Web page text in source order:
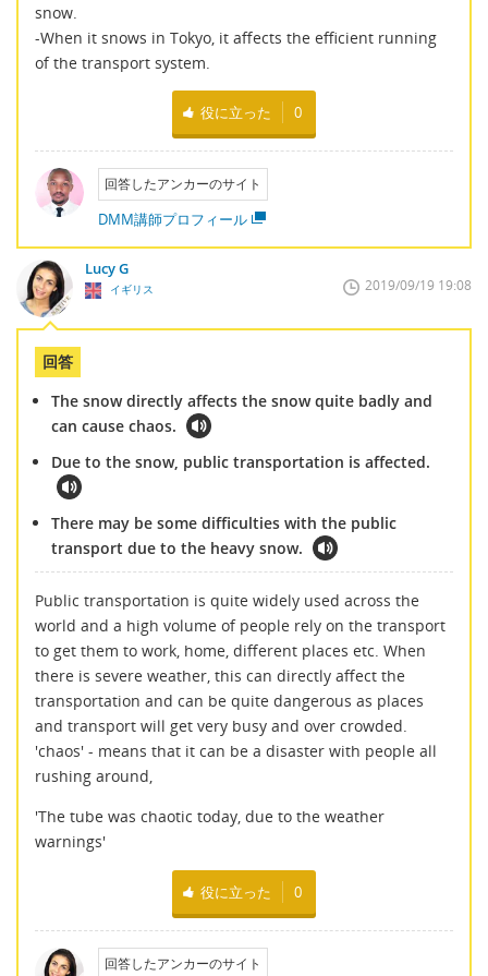
snow.
-When it snows in Tokyo, it affects the efficient running
of the transport system.
役に立った 0
回答したアンカーのサイト
DMM講師プロフィール
Lucy G
イギリス 2019/09/19 19:08
回答
The snow directly affects the snow quite badly and
can cause chaos.
Due to the snow, public transportation is affected.
There may be some difficulties with the public
transport due to the heavy snow.
Public transportation is quite widely used across the
world and a high volume of people rely on the transport
to get them to work, home, different places etc. When
there is severe weather, this can directly affect the
transportation and can be quite dangerous as places
and transport will get very busy and over crowded.
'chaos' - means that it can be a disaster with people all
rushing around,
'The tube was chaotic today, due to the weather
warnings'
役に立った 0
回答したアンカーのサイト